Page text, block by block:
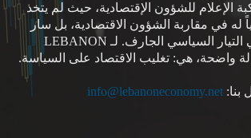
الإعلام للشؤون الإقتصادية، حيث لم يتخذ
في مقاربة الشؤون الاقتصادية، بل سار
والاقتصاد في التيار السياسي الجارف. لـ LEBANON
بنا: info@lebanoneconomy.net